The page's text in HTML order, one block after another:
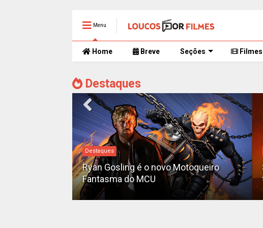
Menu
Home Breve Seções Filmes
Destaques
o novo Motoqueiro
#DC
Sequência de "The Batman" ganha
teaser e é adiada para 2028